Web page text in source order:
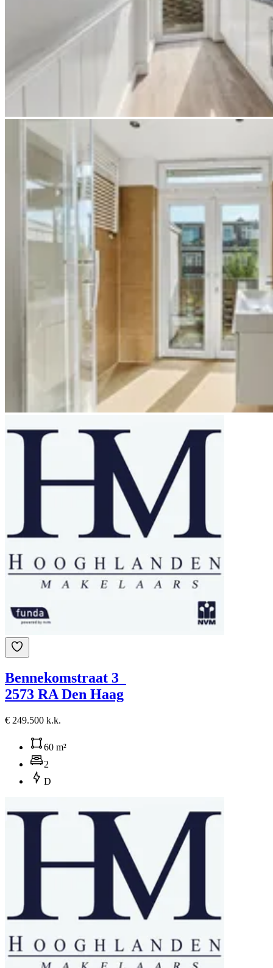
Bennekomstraat 3
2573 RA Den Haag
€ 249.500 k.k.
60 m²
2
D